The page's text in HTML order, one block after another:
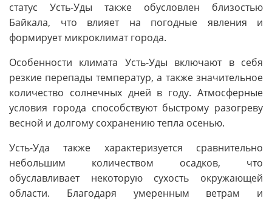
статус Усть-Уды также обусловлен близостью
Байкала, что влияет на погодные явления и
формирует микроклимат города.
Особенности климата Усть-Уды включают в себя
резкие перепады температур, а также значительное
количество солнечных дней в году. Атмосферные
условия города способствуют быстрому разогреву
весной и долгому сохранению тепла осенью.
Усть-Уда также характеризуется сравнительно
небольшим количеством осадков, что
обуславливает некоторую сухость окружающей
области. Благодаря умеренным ветрам и